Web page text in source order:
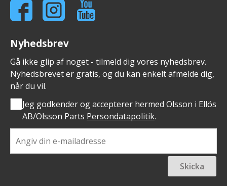
Nyhedsbrev
Gå ikke glip af noget - tilmeld dig vores nyhedsbrev.
Nyhedsbrevet er gratis, og du kan enkelt afmelde dig,
når du vil.
Jeg godkender og accepterer hermed Olsson i Ellös
AB/Olsson Parts Persondatapolitik.
Skicka